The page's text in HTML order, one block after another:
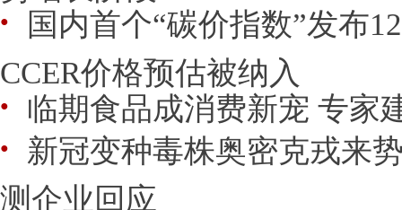
● 国内首个“碳价指数”发布
CCER价格预估被纳入
● 临期食品成消费新宠 专家
● 新冠变种毒株奥密克戎来
测企业回应